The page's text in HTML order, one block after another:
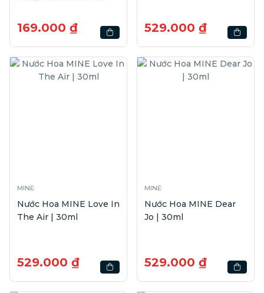
169.000 ₫ 529.000 ₫
MINE
Nước Hoa MINE Love In
The Air | 30ml
529.000 ₫
MINE
Nước Hoa MINE Dear
Jo | 30ml
529.000 ₫